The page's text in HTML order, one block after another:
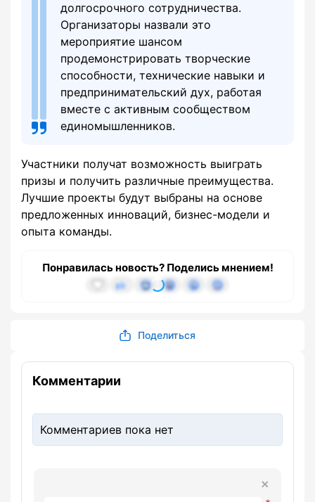
долгосрочного сотрудничества.
Организаторы назвали это
мероприятие шансом
продемонстрировать творческие
способности, технические навыки и
предпринимательский дух, работая
вместе с активным сообществом
единомышленников.
Участники получат возможность выиграть
призы и получить различные преимущества.
Лучшие проекты будут выбраны на основе
предложенных инноваций, бизнес-модели и
опыта команды.
Понравилась новость? Поделись мнением!
Поделиться
Комментарии
Комментариев пока нет